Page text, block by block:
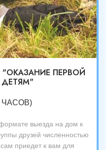
ПЕРВОЙ
ЧАСОВ)
выезда на дом к
друзей численностью
приедет к вам для